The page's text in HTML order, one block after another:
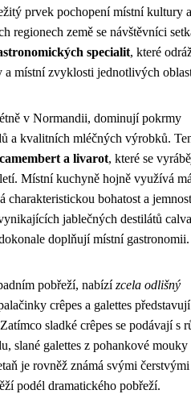
prvek pochopení místní kultury a
regionech země se návštěvníci
specialit, které
místní zvyklosti jednotlivých
v Normandii, dominují pokrmy
a kvalitních mléčných výrobků.
a livarot, které se
Místní kuchyně hojně využívá
charakteristickou bohatost a
jablečných destilátů
doplňují místní gastronomii.
pobřeží, nabízízcela odlišný
crêpes a galettes představují
sladké crêpes se podávají s
slané galettes z pohankové
je rovněž známá svými čerstvými
podél dramatického pobřeží.